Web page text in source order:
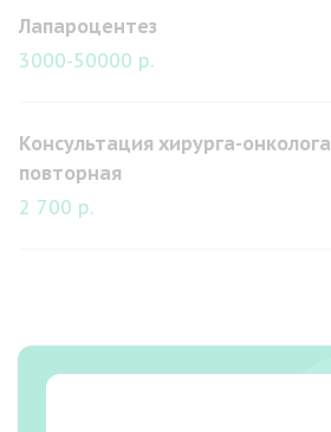
Лапароцентез
3000-50000 р.
Консультация хирурга-онколога
повторная
2 700 р.